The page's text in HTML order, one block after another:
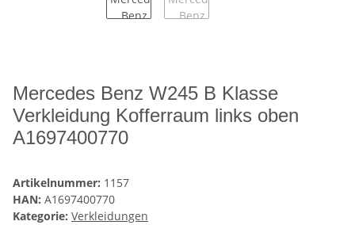
Mercedes Benz W245 B Klasse
Verkleidung Kofferraum links oben
A1697400770
Artikelnummer: 1157
HAN: A1697400770
Kategorie: Verkleidungen